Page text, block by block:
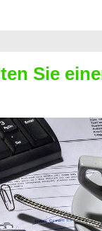
Sie